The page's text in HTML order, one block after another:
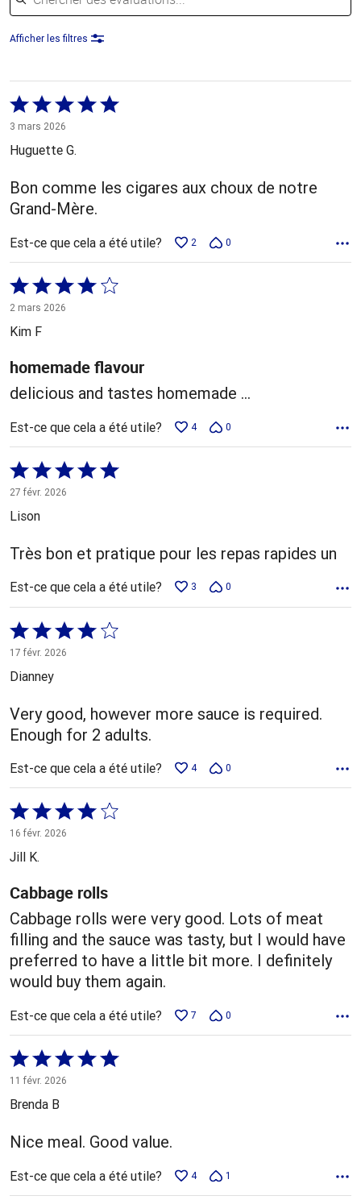
Afficher les filtres
Coté
5 sur
5
3 mars 2026
Huguette G.
Bon comme les cigares aux choux de notre
Grand-Mère.
Est-ce que cela a été utile? 2 0
Coté
4 sur
5
2 mars 2026
Kim F
homemade flavour
delicious and tastes homemade ...
Est-ce que cela a été utile? 4 0
Coté
5 sur
5
27 févr. 2026
Lison
Très bon et pratique pour les repas rapides un
Est-ce que cela a été utile? 3 0
Coté
4 sur
5
17 févr. 2026
Dianney
Very good, however more sauce is required.
Enough for 2 adults.
Est-ce que cela a été utile? 4 0
Coté
4 sur
5
16 févr. 2026
Jill K.
Cabbage rolls
Cabbage rolls were very good. Lots of meat
filling and the sauce was tasty, but I would have
preferred to have a little bit more. I definitely
would buy them again.
Est-ce que cela a été utile? 7 0
Coté
5 sur
5
11 févr. 2026
Brenda B
Nice meal. Good value.
Est-ce que cela a été utile? 4 1